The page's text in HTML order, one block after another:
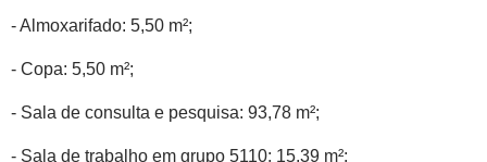
- Almoxarifado: 5,50 m²;
- Copa: 5,50 m²;
- Sala de consulta e pesquisa: 93,78 m²;
- Sala de trabalho em grupo 5110: 15,39 m²;